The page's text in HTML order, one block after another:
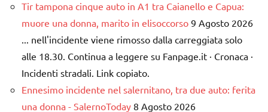
Tir tampona cinque auto in A1 tra Caianello e Capua:
muore una donna, marito in elisoccorso 9 Agosto 2026
... nell'incidente viene rimosso dalla carreggiata solo
alle 18.30. Continua a leggere su Fanpage.it · Cronaca ·
Incidenti stradali. Link copiato.
Ennesimo incidente nel salernitano, tra due auto: ferita
una donna - SalernoToday 8 Agosto 2026